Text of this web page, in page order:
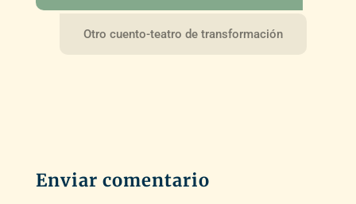
Otro cuento-teatro de transformación
Enviar comentario